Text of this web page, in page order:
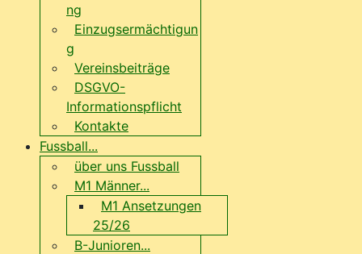
ng
Einzugsermächtigun
g
Vereinsbeiträge
DSGVO-
Informationspflicht
Kontakte
Fussball...
über uns Fussball
M1 Männer...
M1 Ansetzungen
25/26
B-Junioren...